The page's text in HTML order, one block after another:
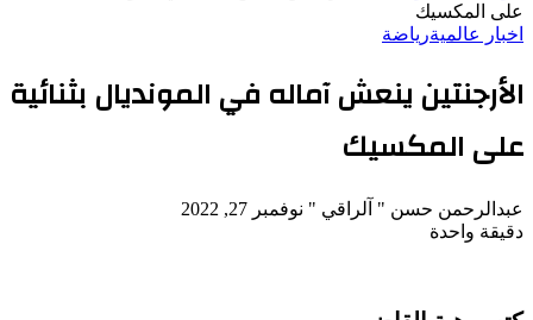
على المكسيك
اخبار عالميةرياضة
الأرجنتين ينعش آماله في المونديال بثنائية
على المكسيك
عبدالرحمن حسن " آلراقي " تابع
أرسل
نوفمبر 27, 2022
دقيقة واحدة